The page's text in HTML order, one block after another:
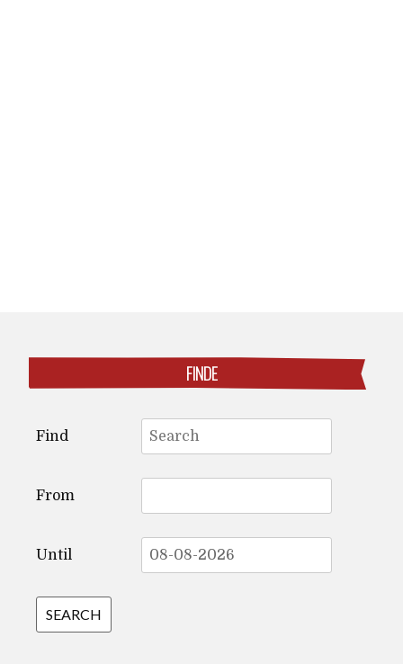
FINDE
for:
Find
From
Until